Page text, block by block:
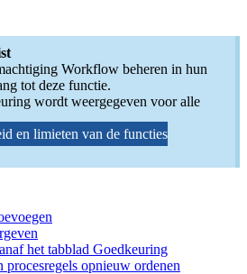
Workflow beheren in hun
tot deze functie.
wordt weergegeven voor alle
en limieten van de functies
het tabblad Goedkeuring
procesregels opnieuw ordenen